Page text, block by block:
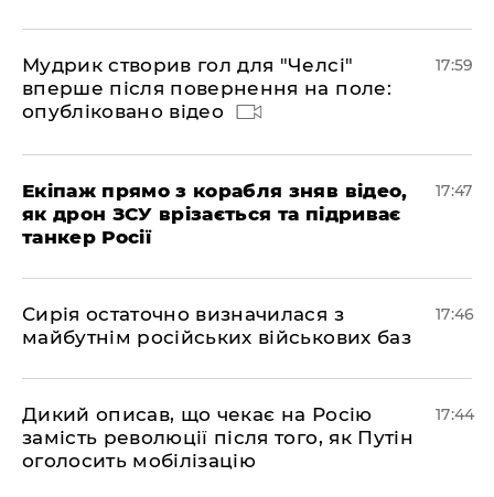
Мудрик створив гол для "Челсі"
вперше після повернення на поле:
опубліковано відео
17:59
Екіпаж прямо з корабля зняв відео,
як дрон ЗСУ врізається та підриває
танкер Росії
17:47
Сирія остаточно визначилася з
майбутнім російських військових баз
17:46
Дикий описав, що чекає на Росію
замість революції після того, як Путін
оголосить мобілізацію
17:44